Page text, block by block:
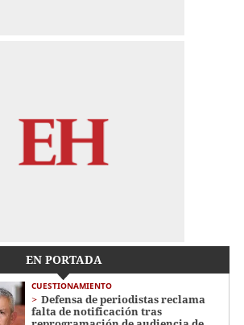
EN PORTADA
CUESTIONAMIENTO
Defensa de periodistas reclama
falta de notificación tras